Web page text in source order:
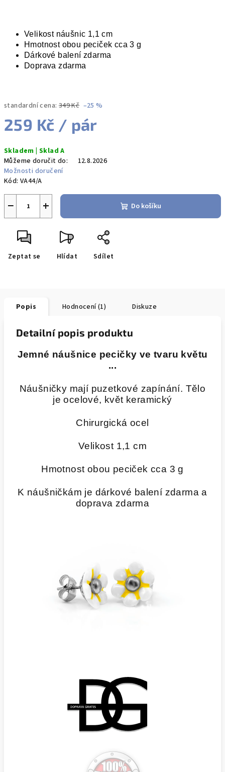
Velikost náušnic 1,1 cm
Hmotnost obou peciček cca 3 g
Dárkové balení zdarma
Doprava zdarma
standardní cena: 349 Kč –25 %
259 Kč / pár
cena:
Skladem | Sklad A
Můžeme doručit do:
12.8.2026
Možnosti doručení
Kód: VA44/A
+
− Do košíku
Zeptat se Hlídat Sdílet
Popis Hodnocení (1) Diskuze
Detailní popis produktu
Jemné náušnice pecičky ve tvaru květu
...
Náušničky mají puzetkové zapínání. Tělo
je ocelové, květ keramický
Chirurgická ocel
Velikost 1,1 cm
Hmotnost obou peciček cca 3 g
K náušničkám je dárkové balení zdarma a
doprava zdarma